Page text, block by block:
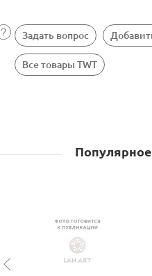
Задать вопрос
Все товары TWT